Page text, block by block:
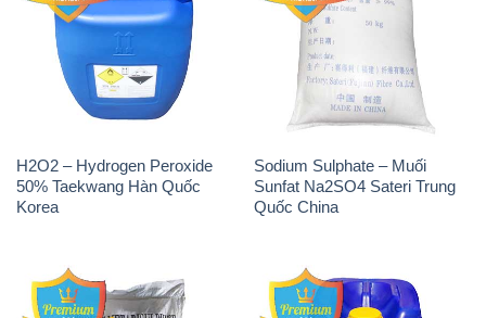
H2O2 – Hydrogen Peroxide
50% Taekwang Hàn Quốc
Korea
Sodium Sulphate – Muối
Sunfat Na2SO4 Sateri Trung
Quốc China